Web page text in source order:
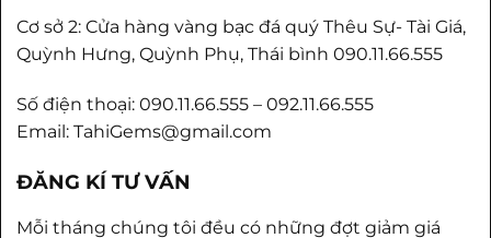
Cơ sở 2: Cửa hàng vàng bạc đá quý Thêu Sự- Tài Giá,
Quỳnh Hưng, Quỳnh Phụ, Thái bình 090.11.66.555
Số điện thoại: 090.11.66.555 – 092.11.66.555
Email: TahiGems@gmail.com
ĐĂNG KÍ TƯ VẤN
Mỗi tháng chúng tôi đều có những đợt giảm giá